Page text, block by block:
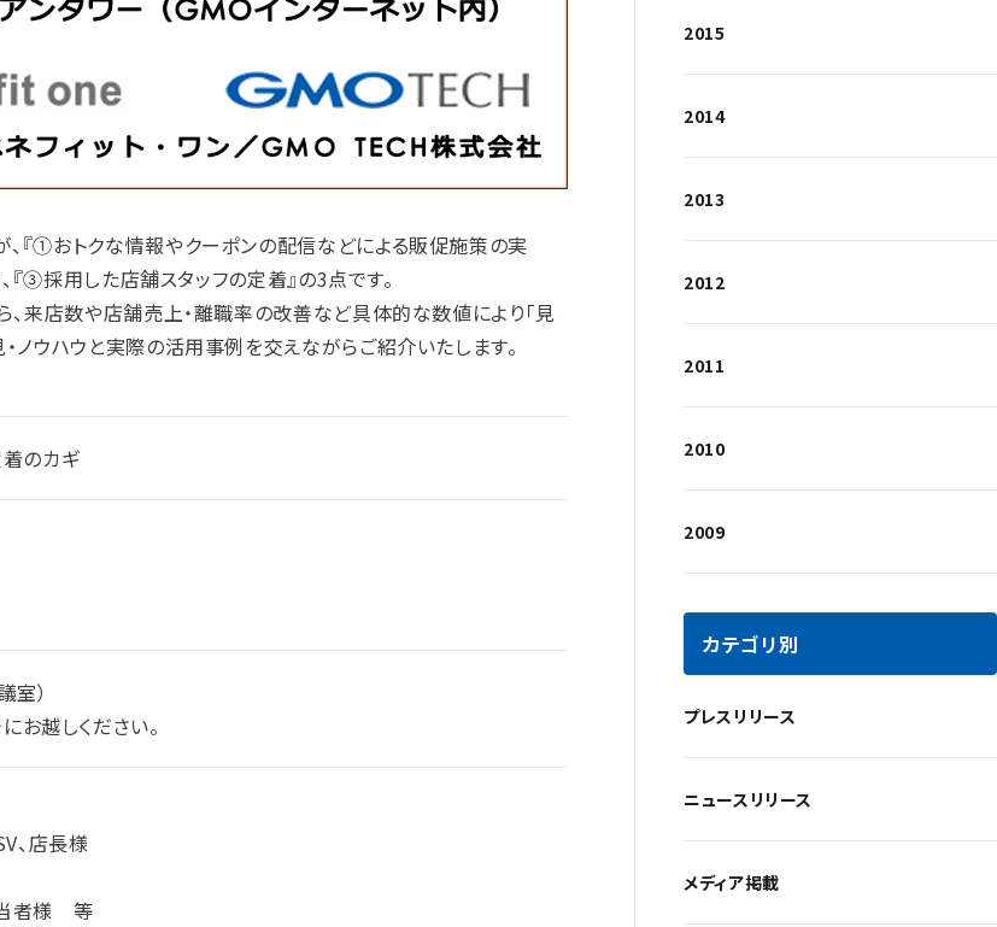
『①おトクな情報やクーポンの配信などによる販促施策の実
『③採用した店舗スタッフの定着』の3点です。
来店数や店舗売上・離職率の改善など具体的な数値により「見
ウハウと実際の活用事例を交えながらご紹介いたします。
のカギ
）
越しください。
、店長様
当者様 等
2015
2014
2013
2012
2011
2010
2009
カテゴリ別
プレスリリース
ニュースリリース
メディア掲載